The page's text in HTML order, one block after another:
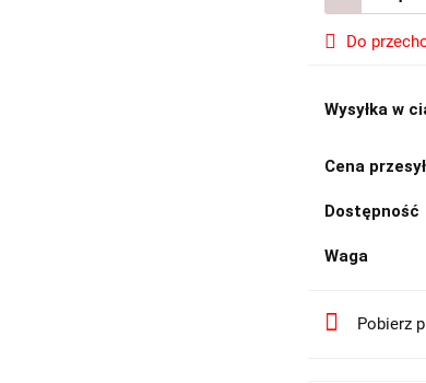
Do
Wysyłka w
Cena
Dostępność
Waga
Pobierz